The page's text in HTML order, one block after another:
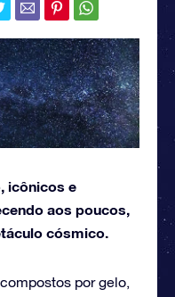
icônicos e
aos poucos,
cósmico.
por gelo,